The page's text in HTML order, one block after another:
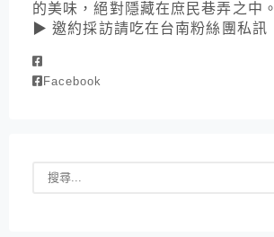
的美味，絕對隱藏在庶民巷弄之中。
▶ 邀約採訪請吃在台南粉絲團私訊
Facebook